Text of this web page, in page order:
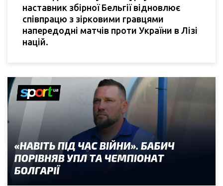
наставник збірної Бельгії відновлює
співпрацю з зірковими гравцями
напередодні матчів проти України в Лізі
націй.